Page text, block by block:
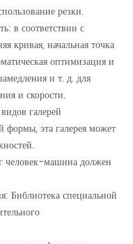
резки.
в соответствии с
кривая, начальная точка
оптимизация и
и т. д. для
и скорости.
галерей
формы, эта галерея может
человек-машина должен
Библиотека специальной